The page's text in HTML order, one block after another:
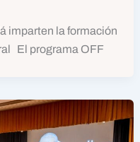
imparten la formación
El programa OFF